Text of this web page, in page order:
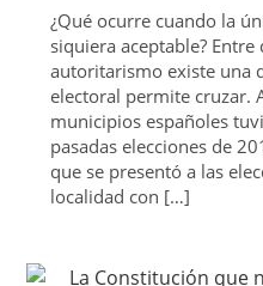
¿Qué ocurre cuando la
siquiera aceptable?
autoritarismo existe una
electoral permite cruzar.
municipios españoles
pasadas elecciones de
que se presentó a las
localidad con […]